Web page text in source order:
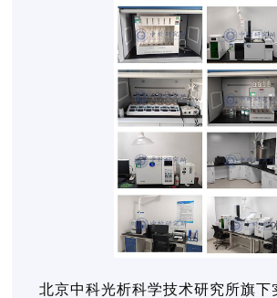
北京中科光析科学技术研究所旗下